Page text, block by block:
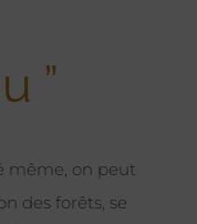
”
même, on peut
des forêts, se